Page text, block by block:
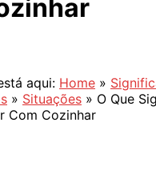
aqui: Home »
» Situações » O Que
Com Cozinhar